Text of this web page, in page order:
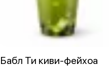
Бабл Ти киви-фейхоа